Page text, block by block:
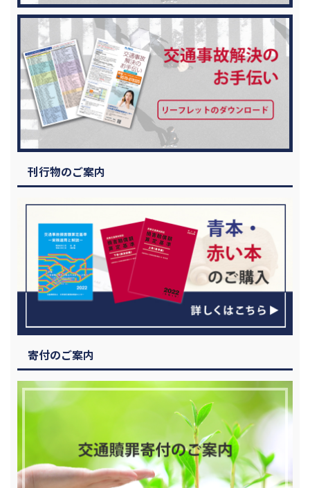
刊行物のご案内
寄付のご案内